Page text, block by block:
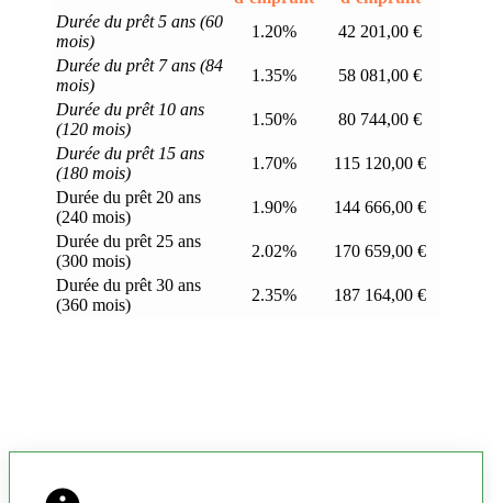
Durée du prêt 5 ans (60
mois)
1.20%
42 201,00 €
Durée du prêt 7 ans (84
mois)
1.35%
58 081,00 €
Durée du prêt 10 ans
(120 mois)
1.50%
80 744,00 €
Durée du prêt 15 ans
(180 mois)
1.70%
115 120,00 €
Durée du prêt 20 ans
(240 mois)
1.90%
144 666,00 €
Durée du prêt 25 ans
(300 mois)
2.02%
170 659,00 €
Durée du prêt 30 ans
(360 mois)
2.35% 187 164,00 €